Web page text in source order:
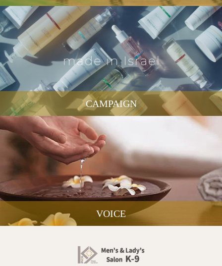
CAMPAIGN
VOICE